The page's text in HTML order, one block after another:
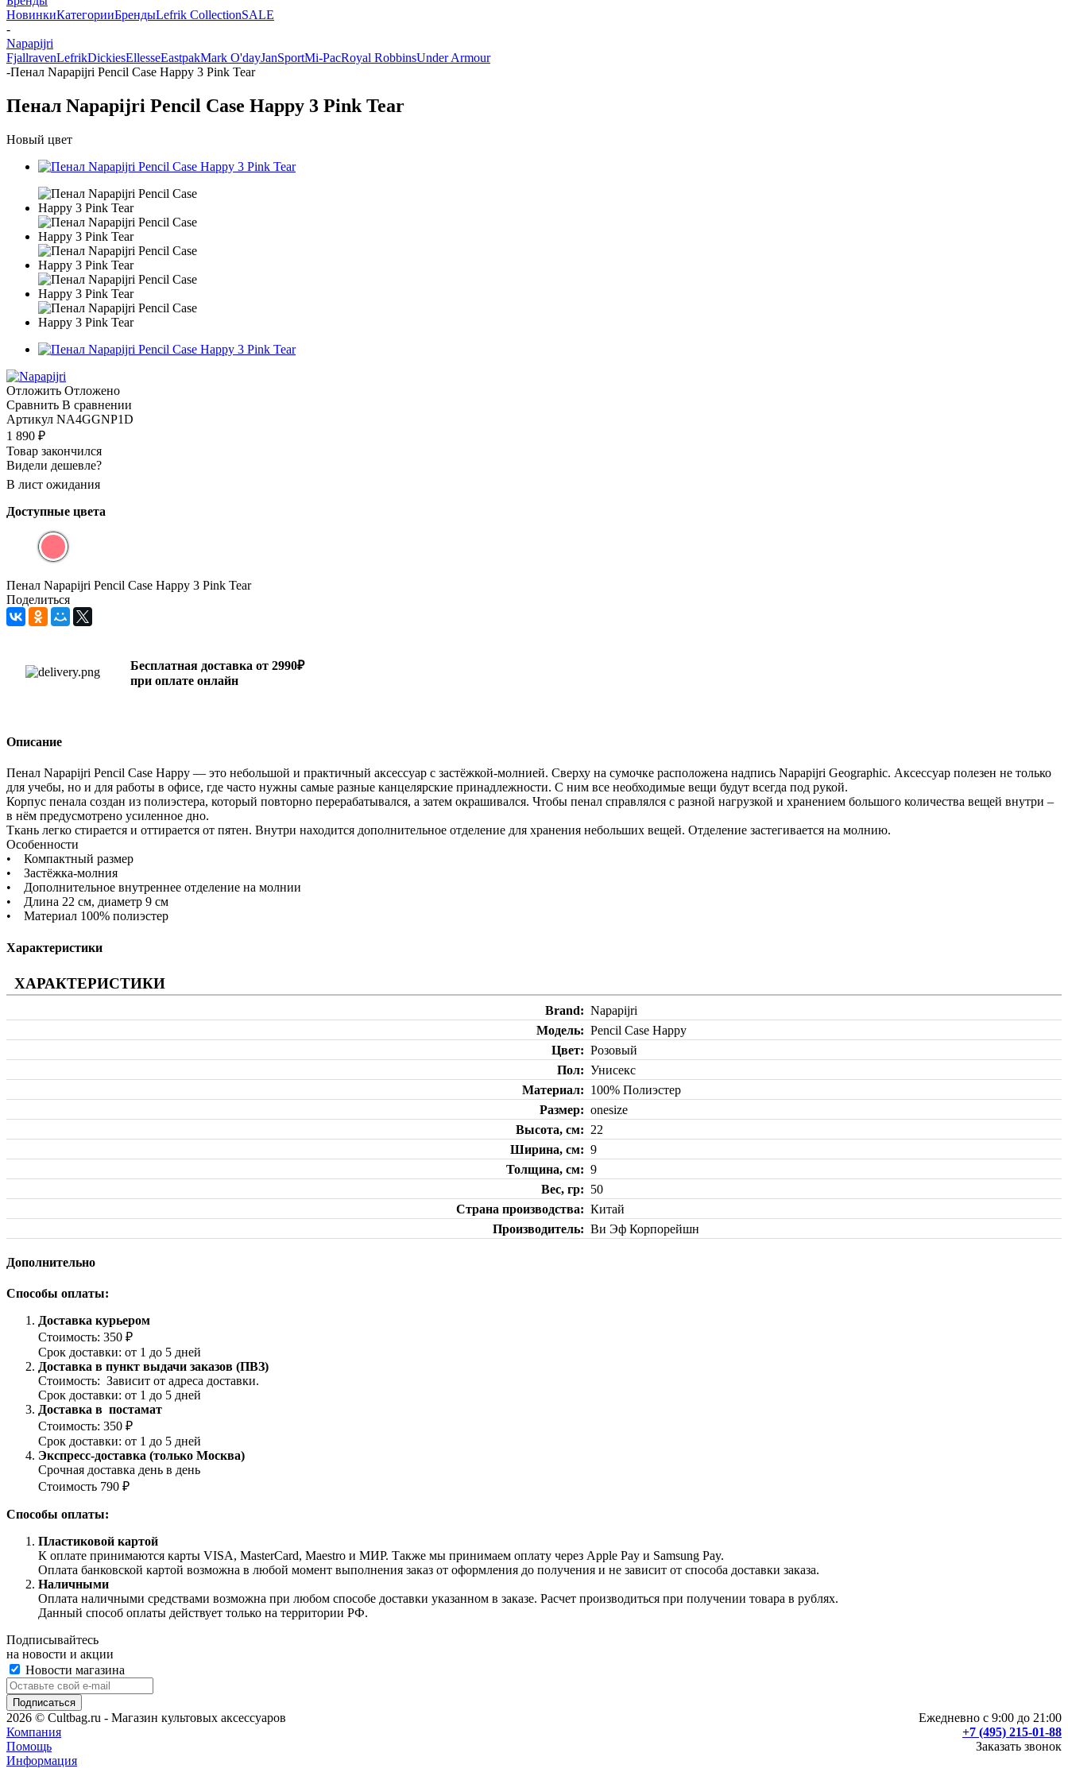
НовинкиКатегорииБрендыLefrik CollectionSALE
-
Napapijri
FjallravenLefrikDickiesEllesseEastpakMark O'dayJanSportMi-PacRoyal RobbinsUnder Armour
-Пенал Napapijri Pencil Case Happy 3 Pink Tear
Пенал Napapijri Pencil Case Happy 3 Pink Tear
Новый цвет
Отложить Отложено
Сравнить В сравнении
Артикул NA4GGNP1D
1 890 ₽
Товар закончился
Видели дешевле?
В лист ожидания
Доступные цвета
Пенал Napapijri Pencil Case Happy 3 Pink Tear
Поделиться
Бесплатная доставка от 2990₽
при оплате онлайн
Описание
Пенал Napapijri Pencil Case Happy — это небольшой и практичный аксессуар с застёжкой-молнией. Сверху на сумочке расположена надпись Napapijri Geographic. Аксессуар полезен не только
для учебы, но и для работы в офисе, где часто нужны самые разные канцелярские принадлежности. С ним все необходимые вещи будут всегда под рукой.
Корпус пенала создан из полиэстера, который повторно перерабатывался, а затем окрашивался. Чтобы пенал справлялся с разной нагрузкой и хранением большого количества вещей внутри –
в нём предусмотрено усиленное дно.
Ткань легко стирается и оттирается от пятен. Внутри находится дополнительное отделение для хранения небольших вещей. Отделение застегивается на молнию.
Особенности
• Компактный размер
• Застёжка-молния
• Дополнительное внутреннее отделение на молнии
• Длина 22 см, диаметр 9 см
• Материал 100% полиэстер
Характеристики
ХАРАКТЕРИСТИКИ
Brand
Napapijri
Модель
Pencil Case Happy
Цвет
Розовый
Пол
Унисекс
Материал
100% Полиэстер
Размер
onesize
Высота, см
22
Ширина, см
9
Толщина, см
9
Вес, гр
50
Страна производства
Китай
Производитель
Ви Эф Корпорейшн
Дополнительно
Способы оплаты:
Доставка курьером
Стоимость: 350 ₽
Срок доставки: от 1 до 5 дней
Доставка в пункт выдачи заказов (ПВЗ)
Стоимость: Зависит от адреса доставки.
Срок доставки: от 1 до 5 дней
Доставка в постамат
Стоимость: 350 ₽
Срок доставки: от 1 до 5 дней
Экспресс-доставка (только Москва)
Срочная доставка день в день
Стоимость 790 ₽
Способы оплаты:
Пластиковой картой
К оплате принимаются карты VISA, MasterCard, Maestro и МИР. Также мы принимаем оплату через Apple Pay и Samsung Pay.
Оплата банковской картой возможна в любой момент выполнения заказ от оформления до получения и не зависит от способа доставки заказа.
Наличными
Оплата наличными средствами возможна при любом способе доставки указанном в заказе. Расчет производиться при получении товара в рублях.
Данный способ оплаты действует только на территории РФ.
Подписывайтесь
на новости и акции
Новости магазина
Ежедневно с 9:00 до 21:00
+7 (495) 215-01-88
Заказать звонок
2026 © Cultbag.ru - Магазин культовых аксессуаров
Компания
Помощь
Информация